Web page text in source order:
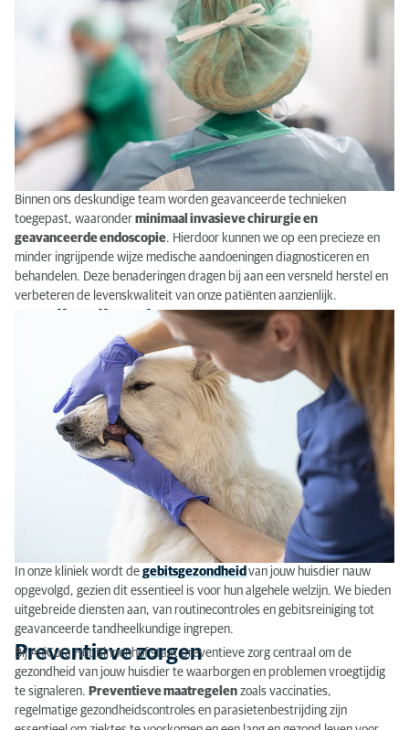
Binnen ons deskundige team worden geavanceerde technieken
toegepast, waaronder minimaal invasieve chirurgie en
geavanceerde endoscopie. Hierdoor kunnen we op een precieze en
minder ingrijpende wijze medische aandoeningen diagnosticeren en
behandelen. Deze benaderingen dragen bij aan een versneld herstel en
verbeteren de levenskwaliteit van onze patiënten aanzienlijk.
Tandheelkunde
In onze kliniek wordt de gebitsgezondheid van jouw huisdier nauw
opgevolgd , gezien dit essentieel is voor hun algehele welzijn. We bieden
uitgebreide diensten aan, van routinecontroles en gebitsreiniging tot
geavanceerde tandheelkundige ingrepen.
Preventieve zorgen
Bij AniCura Het Binnenhof staat preventieve zorg centraal om de
gezondheid van jouw huisdier te waarborgen en problemen vroegtijdig
te signaleren. Preventieve maatregelen zoals vaccinaties,
regelmatige gezondheidscontroles en parasietenbestrijding zijn